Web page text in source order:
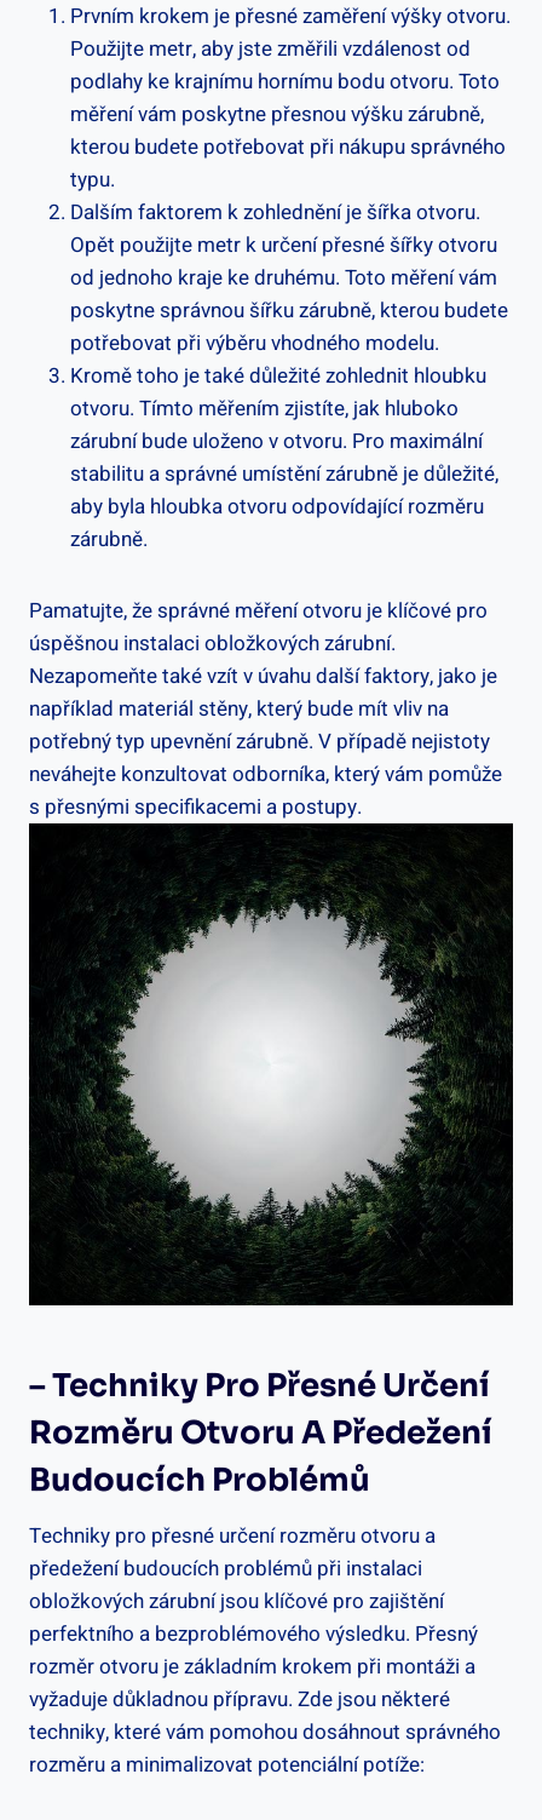
Prvním krokem je přesné zaměření výšky otvoru.
Použijte metr, aby jste změřili vzdálenost od
podlahy ke krajnímu hornímu bodu otvoru. Toto
měření vám poskytne přesnou výšku zárubně,
kterou budete potřebovat při nákupu správného
typu.
Dalším faktorem k zohlednění je šířka otvoru.
Opět použijte metr k určení přesné šířky otvoru
od jednoho kraje ke druhému. Toto měření vám
poskytne správnou šířku zárubně, kterou budete
potřebovat při výběru vhodného modelu.
Kromě toho je také důležité zohlednit hloubku
otvoru. Tímto měřením zjistíte, jak hluboko
zárubní bude uloženo v otvoru. Pro maximální
stabilitu a správné umístění zárubně je důležité,
aby byla hloubka otvoru odpovídající rozměru
zárubně.
Pamatujte, že správné měření otvoru je klíčové pro
úspěšnou instalaci obložkových zárubní.
Nezapomeňte také vzít v úvahu další faktory, jako je
například materiál stěny, který bude mít vliv na
potřebný typ upevnění zárubně. V případě nejistoty
neváhejte konzultovat odborníka, který vám pomůže
s přesnými specifikacemi a postupy.
– Techniky Pro Přesné Určení
Rozměru Otvoru A Předežení
Budoucích Problémů
Techniky pro přesné určení rozměru otvoru a
předežení budoucích problémů při instalaci
obložkových zárubní jsou klíčové pro zajištění
perfektního a bezproblémového výsledku. Přesný
rozměr otvoru je základním krokem při montáži a
vyžaduje důkladnou přípravu. Zde jsou některé
techniky, které vám pomohou dosáhnout správného
rozměru a minimalizovat potenciální potíže: